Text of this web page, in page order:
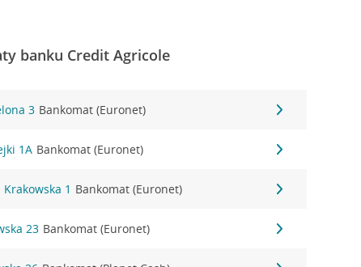
banku Credit Agricole
3 Bankomat (Euronet)
1A Bankomat (Euronet)
1 Bankomat (Euronet)
23 Bankomat (Euronet)